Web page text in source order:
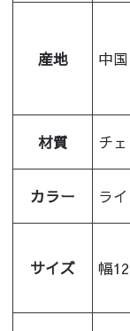
産地 中国
材質 チ
カラー ラ
サイズ 幅